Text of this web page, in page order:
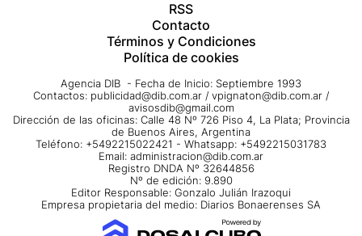
RSS
Contacto
Términos y Condiciones
Política de cookies
Agencia DIB - Fecha de Inicio: Septiembre 1993
Contactos: publicidad@dib.com.ar / vpignaton@dib.com.ar /
avisosdib@gmail.com
Dirección de las oficinas: Calle 48 Nº 726 Piso 4, La Plata; Provincia
de Buenos Aires, Argentina
Teléfono: +5492215022421 - Whatsapp: +5492215031783
Email: administracion@dib.com.ar
Registro DNDA Nº 32644856
Nº de edición: 9.890
Editor Responsable: Gonzalo Julián Irazoqui
Empresa propietaria del medio: Diarios Bonaerenses SA